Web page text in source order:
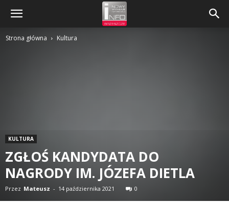
Strona główna Kultura
KULTURA
ZGŁOŚ KANDYDATA DO
NAGRODY IM. JÓZEFA DIETLA
Przez Mateusz - 14 października 2021 0